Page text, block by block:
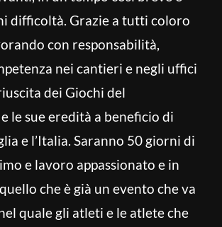
difficoltà. Grazie a tutti coloro
con responsabilità,
nei cantieri e negli uffici
dei Giochi del
le sue eredità a beneficio di
e l’Italia. Saranno 50 giorni di
e lavoro appassionato e in
che è già un evento che va
quale gli atleti e le atlete che